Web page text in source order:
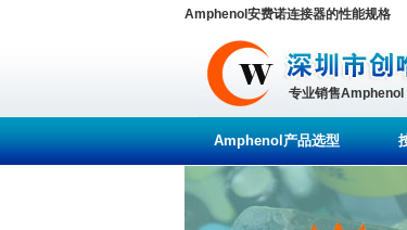
Amphenol安费诺连接器的性能规格
专业销售Amphenol
Amphenol产品选型